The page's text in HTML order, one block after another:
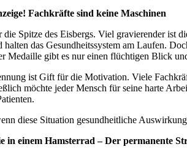
Fachkräfte sind keine Maschinen
Spitze des Eisbergs. Viel gravierender ist
das Gesundheitssystem am Laufen.
Medaille gibt es nur einen flüchtigen Blick
ist Gift für die Motivation. Viele
möchte jeder Mensch für seine harte
diese Situation gesundheitliche
in einem Hamsterrad – Der permanente